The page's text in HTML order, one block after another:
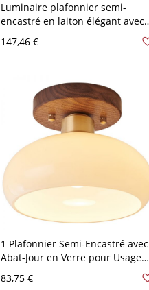
Luminaire plafonnier semi-
encastré en laiton élégant avec
abat-jour en verre pour un style
traditionnel - 110 V-120 V
147,46 €
1 Plafonnier Semi-Encastré avec
Abat-Jour en Verre pour Usage
LED/Incandescent/Fluorescent,
83,75 €